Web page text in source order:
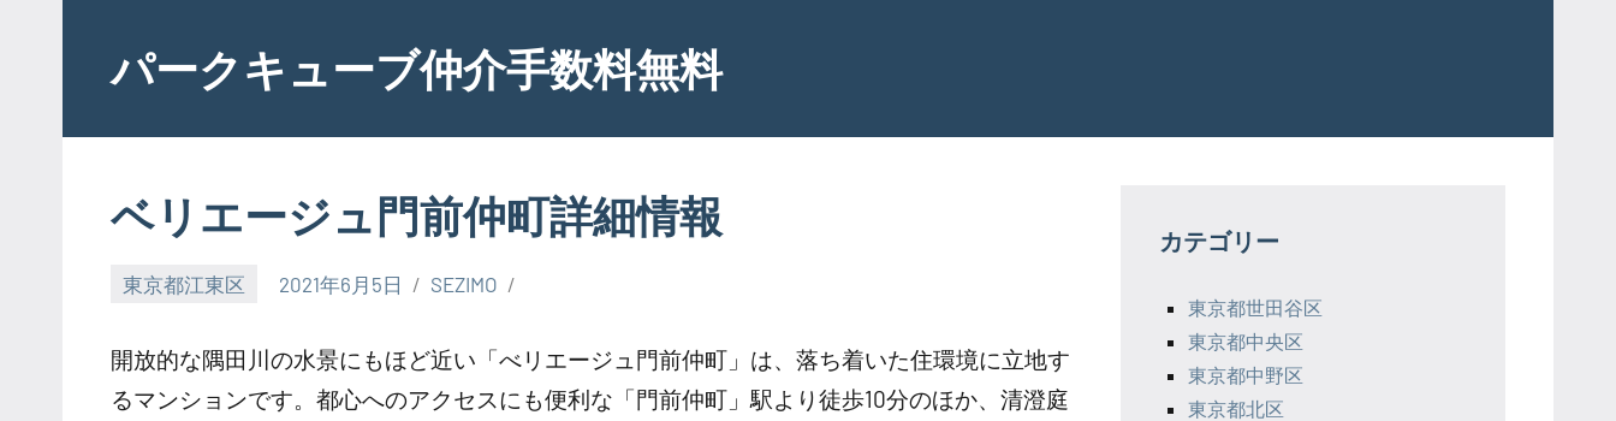
contentパークキューブ仲介手数料無料
ベリエージュ門前仲町詳細情報
東京都江東区 2021年6月5日 SEZIMO
開放的な隅田川の水景にもほど近い「べリエージュ門前仲町」は、落ち着いた住環境に立地す
るマンションです。都心へのアクセスにも便利な「門前仲町」駅より徒歩10分のほか、清澄庭
カテゴリー
東京都世田谷区
東京都中央区
東京都中野区
東京都北区